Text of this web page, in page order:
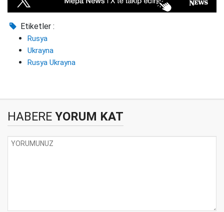
Etiketler :
Rusya
Ukrayna
Rusya Ukrayna
HABERE YORUM KAT